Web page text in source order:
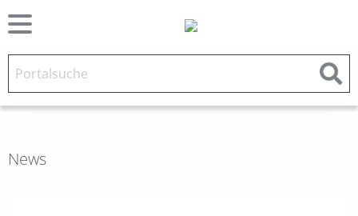
News